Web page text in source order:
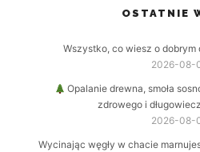
OSTATNIE
Wszystko, co wiesz o dobrym
2026-08-
Opalanie drewna, smoła
zdrowego i
2026-08-
Wycinając węgły w chacie